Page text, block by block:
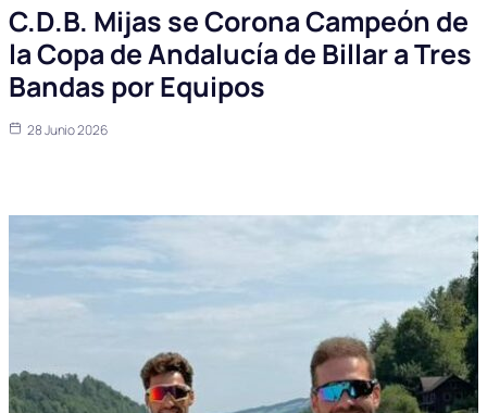
C.D.B. Mijas se Corona Campeón de
la Copa de Andalucía de Billar a Tres
Bandas por Equipos
28 Junio 2026